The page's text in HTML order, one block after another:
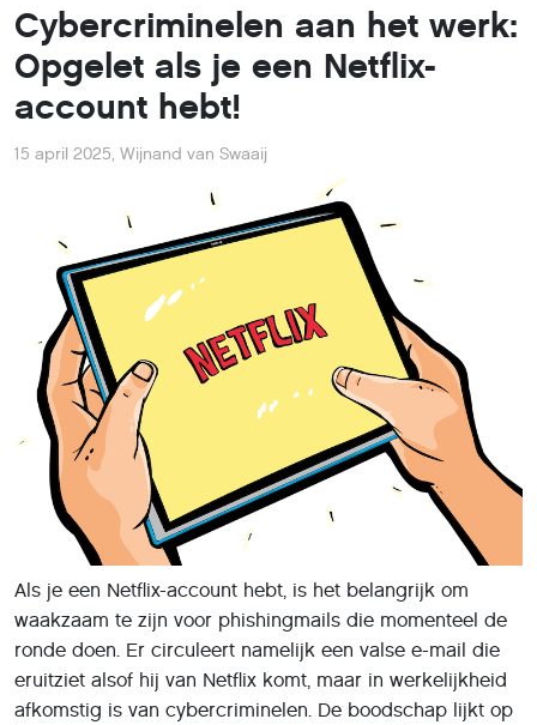
Cybercriminelen aan het werk:
Opgelet als je een Netflix-
account hebt!
15 april 2025, Wijnand van Swaaij
Als je een Netflix-account hebt, is het belangrijk om
waakzaam te zijn voor phishingmails die momenteel de
ronde doen. Er circuleert namelijk een valse e-mail die
eruitziet alsof hij van Netflix komt, maar in werkelijkheid
afkomstig is van cybercriminelen. De boodschap lijkt op